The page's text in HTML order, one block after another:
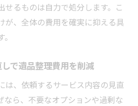
せるものは自力で処分します。こ
が、全体の費用を確実に抑える具
で遺品整理費用を削減
は、依頼するサービス内容の見直
なら、不要なオプションや過剰な